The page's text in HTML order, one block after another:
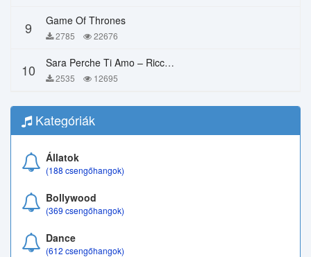
9 Game Of Thrones
2785 22676
10 Sara Perche Ti Amo – Ricchi E Poveri
2535 12695
Kategóriák
Állatok
(188 csengőhangok)
Bollywood
(369 csengőhangok)
Dance
(612 csengőhangok)